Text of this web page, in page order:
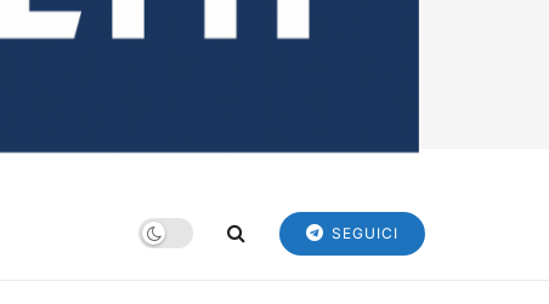
SEGUICI